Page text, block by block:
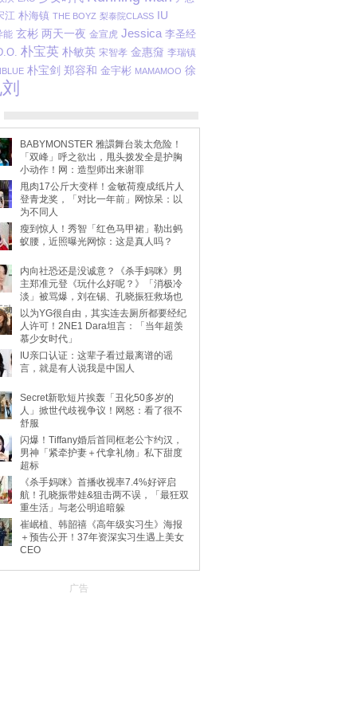
江 朴海镇 THE BOYZ 梨泰院CLASS IU
能 玄彬 两天一夜 金宣虎 Jessica 李圣经
朴宝英 朴敏英 宋智孝 金惠奫 李瑞镇
朴宝剑 郑容和 金宇彬 MAMAMOO 徐
BABYMONSTER 雅譞舞台装太危险！
「双峰」呼之欲出，甩头拨发全是护胸
小动作！网：造型师出来谢罪
甩肉17公斤大变样！金敏荷瘦成纸片人
登青龙奖，「对比一年前」网惊呆：以
为不同人
瘦到惊人！秀智「红色马甲裙」勒出蚂
蚁腰，近照曝光网惊：这是真人吗？
内向社恐还是没诚意？《杀手妈咪》男
主郑准元登《玩什么好呢？》「消极冷
淡」被骂爆，刘在锡、孔晓振狂救场也
动
以为YG很自由，其实连去厕所都要经纪
人许可！2NE1 Dara坦言：「当年超羡
慕少女时代」
IU亲口认证：这辈子看过最离谱的谣
言，就是有人说我是中国人
Secret新歌短片挨轰「丑化50多岁的
人」掀世代歧视争议！网怒：看了很不
舒服
闪爆！Tiffany婚后首同框老公卞约汉，
男神「紧牵护妻＋代拿礼物」私下甜度
超标
《杀手妈咪》首播收视率7.4%好评启
航！孔晓振带娃&狙击两不误，「最狂双
重生活」与老公明追暗躲
崔岷植、韩韶禧《高年级实习生》海报
＋预告公开！37年资深实习生遇上美女
CEO
广告